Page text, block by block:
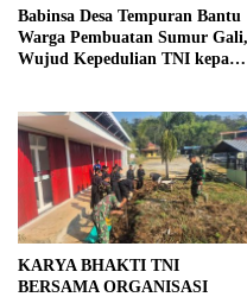
Babinsa Desa Tempuran Bantu
Warga Pembuatan Sumur Gali,
Wujud Kepedulian TNI kepada
KARYA BHAKTI TNI
BERSAMA ORGANISASI